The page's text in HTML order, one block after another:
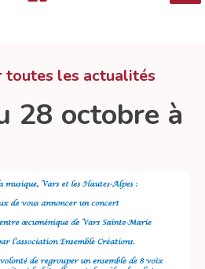
toutes les actualités
28 octobre à